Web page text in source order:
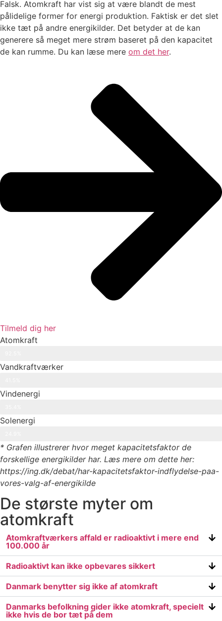
Falsk. Atomkraft har vist sig at være blandt de mest
pålidelige former for energi produktion. Faktisk er det slet
ikke tæt på andre energikilder. Det betyder at de kan
generere så meget mere strøm baseret på den kapacitet
de kan rumme. Du kan læse mere om det her.
Tilmeld dig her
Atomkraft
Vandkraftværker
Vindenergi
Solenergi
* Grafen illustrerer hvor meget kapacitetsfaktor de
forskellige energikilder har. Læs mere om dette her:
https://ing.dk/debat/har-kapacitetsfaktor-indflydelse-paa-
vores-valg-af-energikilde
De største myter om
atomkraft
Atomkraftværkers affald er radioaktivt i mere end
100.000 år
Radioaktivt kan ikke opbevares sikkert
Danmark benytter sig ikke af atomkraft
Danmarks befolkning gider ikke atomkraft, specielt
ikke hvis de bor tæt på dem